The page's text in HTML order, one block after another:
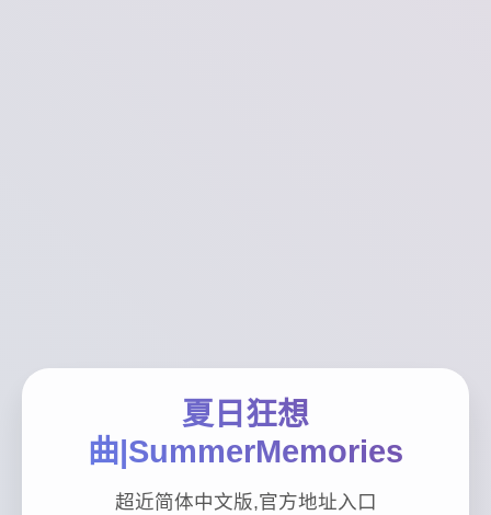
夏日狂想
曲|SummerMemories
超近简体中文版,官方地址入口